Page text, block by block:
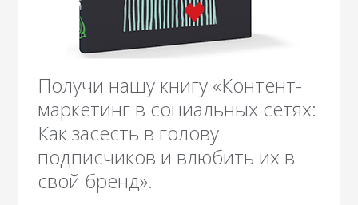
Получи нашу книгу «Контент-
маркетинг в социальных сетях:
Как засесть в голову
подписчиков и влюбить их в
свой бренд».